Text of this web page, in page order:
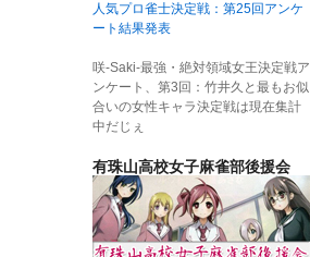
人気プロ雀士決定戦：第25回アンケ
ート結果発表
咲-Saki-最強・絶対領域女王決定戦ア
ンケート、第3回：竹井久と最もお似
合いの女性キャラ決定戦は現在集計
中だじぇ
有珠山高校女子麻雀部後援会